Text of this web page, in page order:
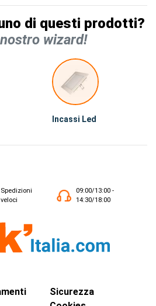
di questi prodotti?
wizard!
Incassi Led
Spedizioni
veloci
09:00/13:00 -
14:30/18:00
Sicurezza